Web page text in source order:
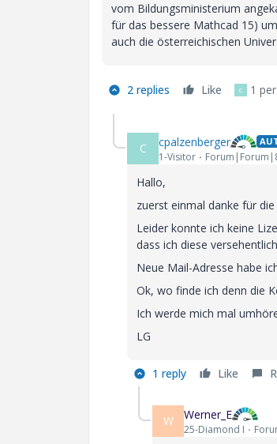
vom Bildungsministerium
für das bessere Mathcad 15)
auch die österreichischen
2 replies Like C 1
C cpalzenberger
1-Visitor
Hallo,
zuerst einmal danke für
Leider konnte ich keine
dass ich diese
Neue Mail-Adresse habe
Ok, wo finde ich denn die
Ich werde mich mal
LG
1 reply Like
W Werner_E
25-Diamond I